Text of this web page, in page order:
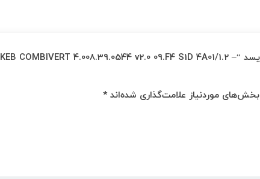
اولین کسی باشید که دیدگاهی می نویسد “KEB COMBIVERT 4.008.39.0544 v2.0 09.F4 S1D 4A01/1.2 –
بخش‌های موردنیاز علامت‌گذاری شده‌اند *